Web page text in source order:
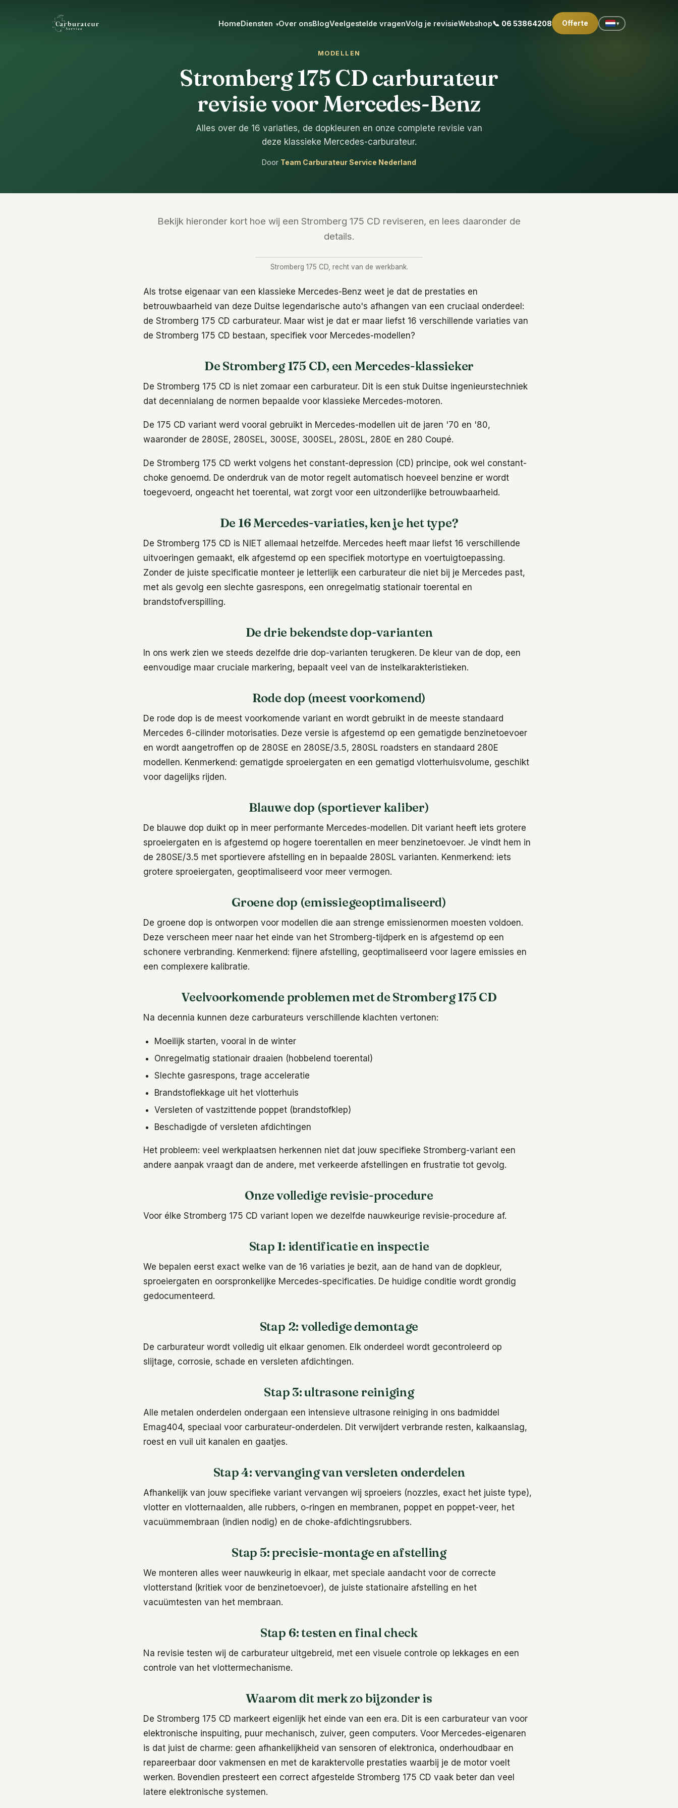
HomeDiensten ▾Over onsBlogVeelgestelde vragenVolg je revisieWebshop📞 06 53864208 Offerte ▾
MODELLEN
Stromberg 175 CD carburateur
revisie voor Mercedes-Benz
Alles over de 16 variaties, de dopkleuren en onze complete revisie van
deze klassieke Mercedes-carburateur.
Door Team Carburateur Service Nederland
Bekijk hieronder kort hoe wij een Stromberg 175 CD reviseren, en lees daaronder de
details.
Stromberg 175 CD, recht van de werkbank.
Als trotse eigenaar van een klassieke Mercedes-Benz weet je dat de prestaties en
betrouwbaarheid van deze Duitse legendarische auto's afhangen van een cruciaal onderdeel:
de Stromberg 175 CD carburateur. Maar wist je dat er maar liefst 16 verschillende variaties van
de Stromberg 175 CD bestaan, specifiek voor Mercedes-modellen?
De Stromberg 175 CD, een Mercedes-klassieker
De Stromberg 175 CD is niet zomaar een carburateur. Dit is een stuk Duitse ingenieurstechniek
dat decennialang de normen bepaalde voor klassieke Mercedes-motoren.
De 175 CD variant werd vooral gebruikt in Mercedes-modellen uit de jaren '70 en '80,
waaronder de 280SE, 280SEL, 300SE, 300SEL, 280SL, 280E en 280 Coupé.
De Stromberg 175 CD werkt volgens het constant-depression (CD) principe, ook wel constant-
choke genoemd. De onderdruk van de motor regelt automatisch hoeveel benzine er wordt
toegevoerd, ongeacht het toerental, wat zorgt voor een uitzonderlijke betrouwbaarheid.
De 16 Mercedes-variaties, ken je het type?
De Stromberg 175 CD is NIET allemaal hetzelfde. Mercedes heeft maar liefst 16 verschillende
uitvoeringen gemaakt, elk afgestemd op een specifiek motortype en voertuigtoepassing.
Zonder de juiste specificatie monteer je letterlijk een carburateur die niet bij je Mercedes past,
met als gevolg een slechte gasrespons, een onregelmatig stationair toerental en
brandstofverspilling.
De drie bekendste dop-varianten
In ons werk zien we steeds dezelfde drie dop-varianten terugkeren. De kleur van de dop, een
eenvoudige maar cruciale markering, bepaalt veel van de instelkarakteristieken.
Rode dop (meest voorkomend)
De rode dop is de meest voorkomende variant en wordt gebruikt in de meeste standaard
Mercedes 6-cilinder motorisaties. Deze versie is afgestemd op een gematigde benzinetoevoer
en wordt aangetroffen op de 280SE en 280SE/3.5, 280SL roadsters en standaard 280E
modellen. Kenmerkend: gematigde sproeiergaten en een gematigd vlotterhuisvolume, geschikt
voor dagelijks rijden.
Blauwe dop (sportiever kaliber)
De blauwe dop duikt op in meer performante Mercedes-modellen. Dit variant heeft iets grotere
sproeiergaten en is afgestemd op hogere toerentallen en meer benzinetoevoer. Je vindt hem in
de 280SE/3.5 met sportievere afstelling en in bepaalde 280SL varianten. Kenmerkend: iets
grotere sproeiergaten, geoptimaliseerd voor meer vermogen.
Groene dop (emissiegeoptimaliseerd)
De groene dop is ontworpen voor modellen die aan strenge emissienormen moesten voldoen.
Deze verscheen meer naar het einde van het Stromberg-tijdperk en is afgestemd op een
schonere verbranding. Kenmerkend: fijnere afstelling, geoptimaliseerd voor lagere emissies en
een complexere kalibratie.
Veelvoorkomende problemen met de Stromberg 175 CD
Na decennia kunnen deze carburateurs verschillende klachten vertonen:
Moeilijk starten, vooral in de winter
Onregelmatig stationair draaien (hobbelend toerental)
Slechte gasrespons, trage acceleratie
Brandstoflekkage uit het vlotterhuis
Versleten of vastzittende poppet (brandstofklep)
Beschadigde of versleten afdichtingen
Het probleem: veel werkplaatsen herkennen niet dat jouw specifieke Stromberg-variant een
andere aanpak vraagt dan de andere, met verkeerde afstellingen en frustratie tot gevolg.
Onze volledige revisie-procedure
Voor élke Stromberg 175 CD variant lopen we dezelfde nauwkeurige revisie-procedure af.
Stap 1: identificatie en inspectie
We bepalen eerst exact welke van de 16 variaties je bezit, aan de hand van de dopkleur,
sproeiergaten en oorspronkelijke Mercedes-specificaties. De huidige conditie wordt grondig
gedocumenteerd.
Stap 2: volledige demontage
De carburateur wordt volledig uit elkaar genomen. Elk onderdeel wordt gecontroleerd op
slijtage, corrosie, schade en versleten afdichtingen.
Stap 3: ultrasone reiniging
Alle metalen onderdelen ondergaan een intensieve ultrasone reiniging in ons badmiddel
Emag404, speciaal voor carburateur-onderdelen. Dit verwijdert verbrande resten, kalkaanslag,
roest en vuil uit kanalen en gaatjes.
Stap 4: vervanging van versleten onderdelen
Afhankelijk van jouw specifieke variant vervangen wij sproeiers (nozzles, exact het juiste type),
vlotter en vlotternaalden, alle rubbers, o-ringen en membranen, poppet en poppet-veer, het
vacuümmembraan (indien nodig) en de choke-afdichtingsrubbers.
Stap 5: precisie-montage en afstelling
We monteren alles weer nauwkeurig in elkaar, met speciale aandacht voor de correcte
vlotterstand (kritiek voor de benzinetoevoer), de juiste stationaire afstelling en het
vacuümtesten van het membraan.
Stap 6: testen en final check
Na revisie testen wij de carburateur uitgebreid, met een visuele controle op lekkages en een
controle van het vlottermechanisme.
Waarom dit merk zo bijzonder is
De Stromberg 175 CD markeert eigenlijk het einde van een era. Dit is een carburateur van voor
elektronische inspuiting, puur mechanisch, zuiver, geen computers. Voor Mercedes-eigenaren
is dat juist de charme: geen afhankelijkheid van sensoren of elektronica, onderhoudbaar en
repareerbaar door vakmensen en met de karaktervolle prestaties waarbij je de motor voelt
werken. Bovendien presteert een correct afgestelde Stromberg 175 CD vaak beter dan veel
latere elektronische systemen.